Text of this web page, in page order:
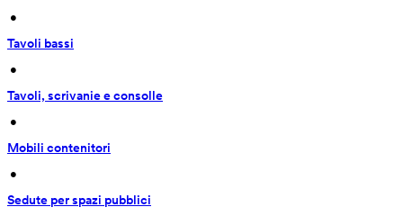
•
Tavoli bassi
•
Tavoli, scrivanie e consolle
•
Mobili contenitori
•
Sedute per spazi pubblici